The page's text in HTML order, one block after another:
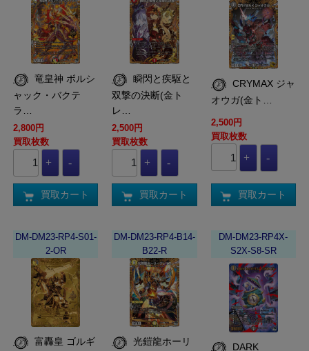
ャック・バクテ
ラ…
2,800円
買取枚数
買取カート
瞬閃と疾駆と
双撃の決断(金ト
レ…
2,500円
買取枚数
買取カート
オウガ(金ト…
2,500円
買取枚数
買取カート
DM-DM23-RP4-S01-
2-OR
DM-DM23-RP4-B14-
B22-R
光鎧龍ホーリ
DM-DM23-RP4X-
S2X-S8-SR